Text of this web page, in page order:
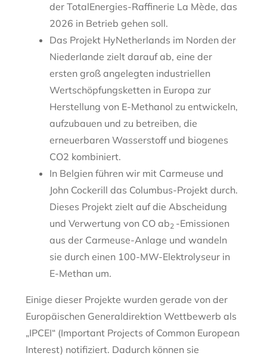
der TotalEnergies-Raffinerie La Mède, das
2026 in Betrieb gehen soll.
Das Projekt HyNetherlands im Norden der
Niederlande zielt darauf ab, eine der
ersten groß angelegten industriellen
Wertschöpfungsketten in Europa zur
Herstellung von E-Methanol zu entwickeln,
aufzubauen und zu betreiben, die
erneuerbaren Wasserstoff und biogenes
CO2 kombiniert.
In Belgien führen wir mit Carmeuse und
John Cockerill das Columbus-Projekt durch.
Dieses Projekt zielt auf die Abscheidung
und Verwertung von CO ab2 -Emissionen
aus der Carmeuse-Anlage und wandeln
sie durch einen 100-MW-Elektrolyseur in
E-Methan um.
Einige dieser Projekte wurden gerade von der
Europäischen Generaldirektion Wettbewerb als
„IPCEI“ (Important Projects of Common European
Interest) notifiziert. Dadurch können sie